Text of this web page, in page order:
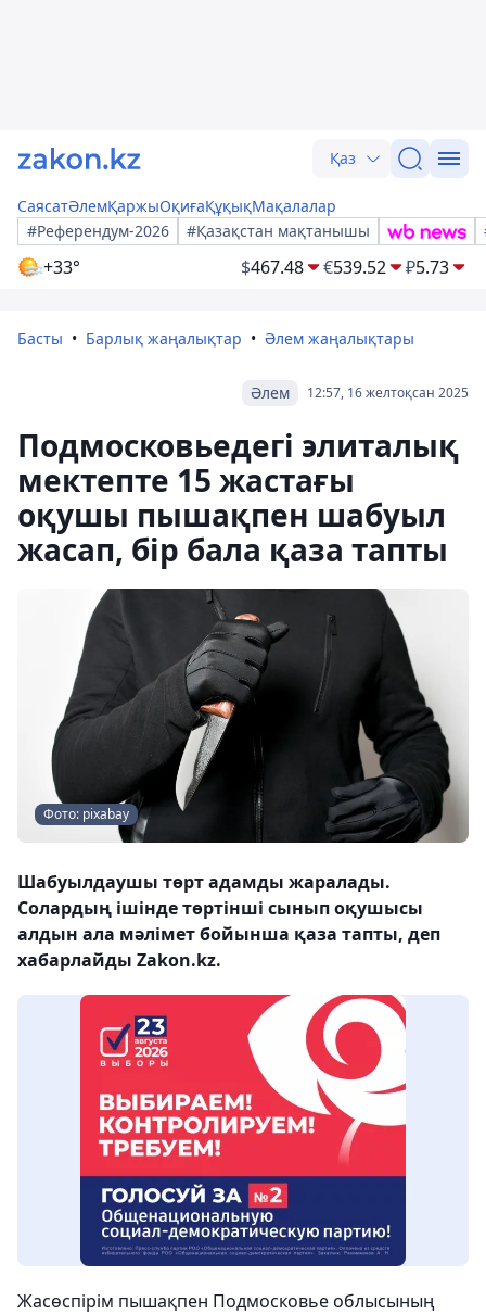
Қаз
СаясатӘлемҚаржыОқиғаҚұқықМақалалар
#Референдум-2026
#Қазақстан мақтанышы
+33° $467.48 €539.52 ₽5.73
Басты Барлық жаңалықтар Әлем жаңалықтары
12:57, 16 желтоқсан 2025
Әлем
Подмосковьедегі элиталық
мектепте 15 жастағы
оқушы пышақпен шабуыл
жасап, бір бала қаза тапты
Фото: pixabay
Шабуылдаушы төрт адамды жаралады.
Солардың ішінде төртінші сынып оқушысы
алдын ала мәлімет бойынша қаза тапты, деп
хабарлайды Zakon.kz.
Жасөспірім пышақпен Подмосковье облысының